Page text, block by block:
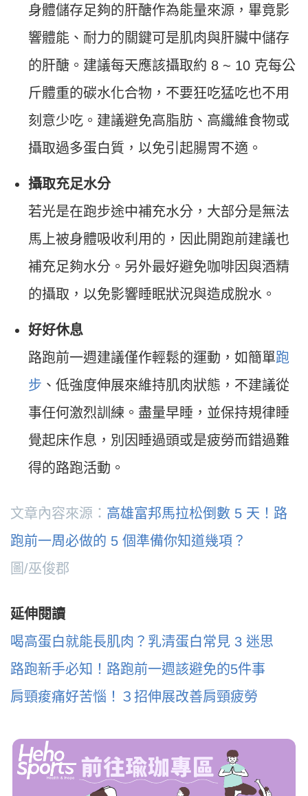
身體儲存足夠的肝醣作為能量來源，畢竟影
響體能、耐力的關鍵可是肌肉與肝臟中儲存
的肝醣。建議每天應該攝取約 8 ~ 10 克每公
斤體重的碳水化合物，不要狂吃猛吃也不用
刻意少吃。建議避免高脂肪、高纖維食物或
攝取過多蛋白質，以免引起腸胃不適。
攝取充足水分
若光是在跑步途中補充水分，大部分是無法
馬上被身體吸收利用的，因此開跑前建議也
補充足夠水分。另外最好避免咖啡因與酒精
的攝取，以免影響睡眠狀況與造成脫水。
好好休息
路跑前一週建議僅作輕鬆的運動，如簡單跑
步 、低強度伸展來維持肌肉狀態，不建議從
事任何激烈訓練。盡量早睡，並保持規律睡
覺起床作息，別因睡過頭或是疲勞而錯過難
得的路跑活動。
文章內容來源： 高雄富邦馬拉松倒數 5 天！路
跑前一周必做的 5 個準備你知道幾項？
圖/巫俊郡
延伸閱讀
喝高蛋白就能長肌肉？乳清蛋白常見 3 迷思
路跑新手必知！路跑前一週該避免的5件事
肩頸痠痛好苦惱！３招伸展改善肩頸疲勞